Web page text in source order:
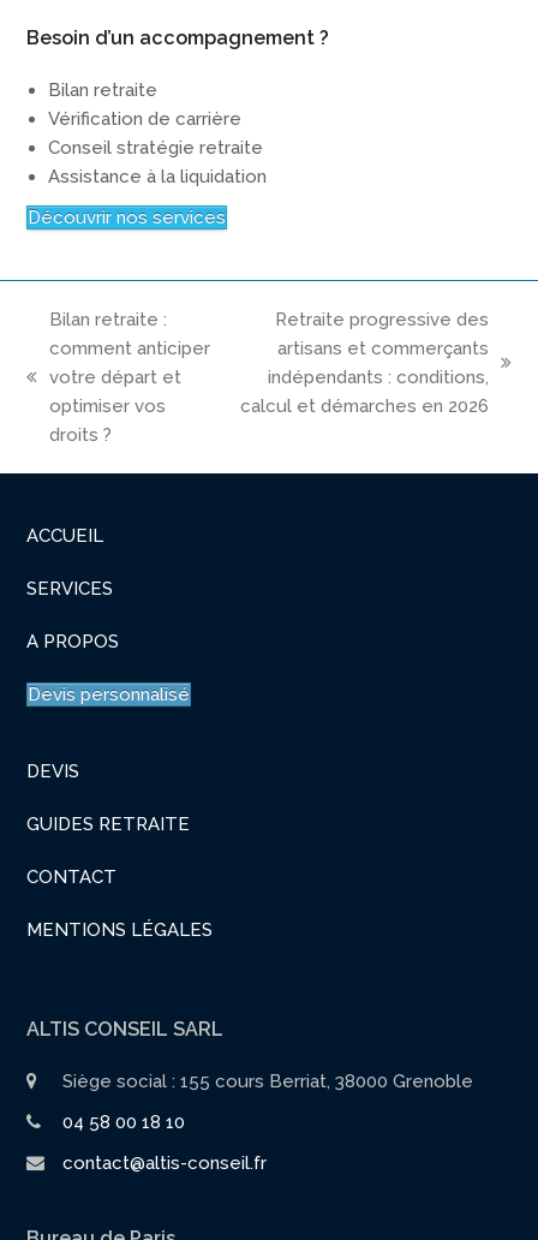
Besoin d’un accompagnement ?
Bilan retraite
Vérification de carrière
Conseil stratégie retraite
Assistance à la liquidation
Découvrir nos services
previous
post:
Bilan retraite :
comment anticiper
votre départ et
optimiser vos
droits ?
next
post:
Retraite progressive des
artisans et commerçants
indépendants : conditions,
calcul et démarches en 2026
ACCUEIL
SERVICES
A PROPOS
Devis personnalisé
DEVIS
GUIDES RETRAITE
CONTACT
MENTIONS LÉGALES
ALTIS CONSEIL SARL
Siège social : 155 cours Berriat, 38000 Grenoble
04 58 00 18 10
contact@altis-conseil.fr